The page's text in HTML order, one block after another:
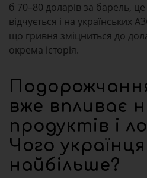
б 70–80 доларів за барель,
відчується і на українських
що гривня зміцниться до
окрема історія.
вже впливає
продуктів і
Чого
найбільше?